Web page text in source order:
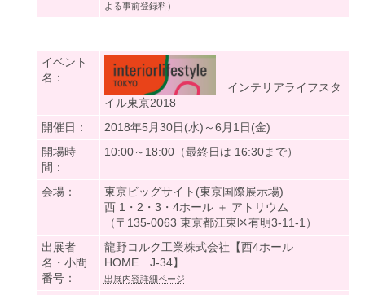
よる事前登録料）
イベント
名：
インテリアライフスタ
イル東京2018
開催日：
2018年5月30日(水)～6月1日(金)
開場時
間：
10:00～18:00（最終日は 16:30まで）
会場：
東京ビッグサイト(東京国際展示場)
西 1・2・3・4ホール ＋ アトリウム
（〒135-0063 東京都江東区有明3-11-1）
出展者
名・小間
番号：
龍野コルク工業株式会社【西4ホール
HOME J-34】
出展内容詳細ページ